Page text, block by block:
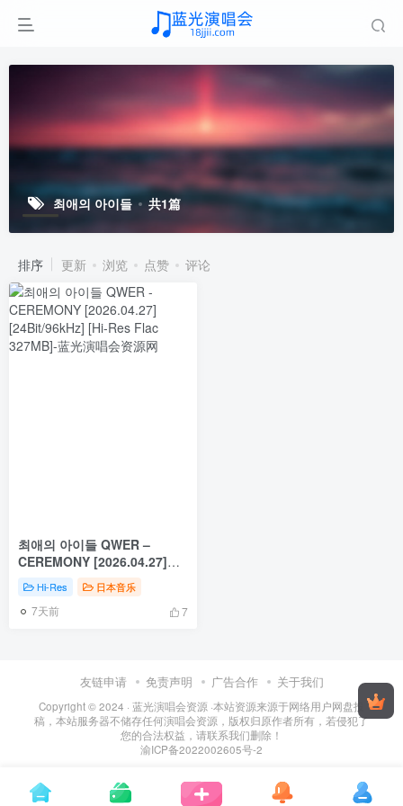
최애의 아이들 共1篇
排序 更新 浏览 点赞 评论
최애의 아이들 QWER –
CEREMONY [2026.04.27]
[24Bit/96kHz] [Hi-Res Flac
327MB]
Hi-Res 日本音乐
7天前 7
友链申请 免责声明 广告合作 关于我们
Copyright © 2024 · 蓝光演唱会资源 ·本站资源来源于网络用户网盘投
稿，本站服务器不储存任何演唱会资源，版权归原作者所有，若侵犯了
您的合法权益，请联系我们删除！
渝ICP备2022002605号-2